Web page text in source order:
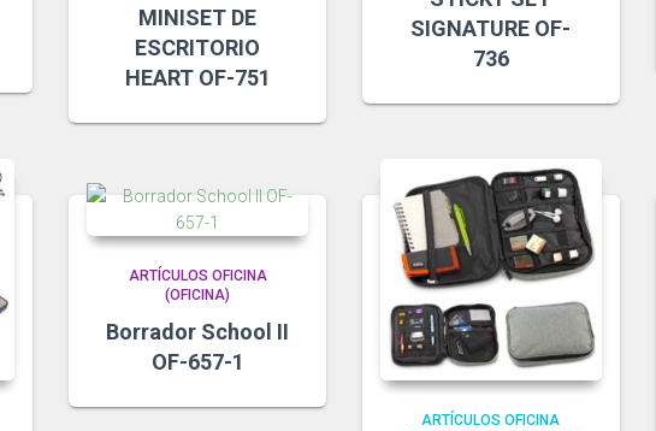
MINISET DE
ESCRITORIO
HEART OF-751
SIGNATURE OF-
736
ARTÍCULOS OFICINA
(OFICINA)
Borrador School II
OF-657-1
ARTÍCULOS OFICINA